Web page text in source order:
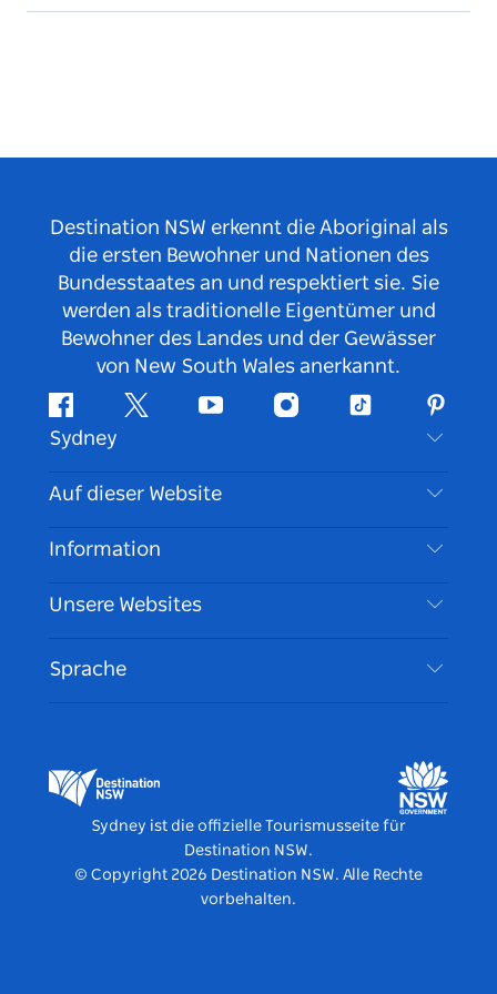
Destination NSW erkennt die Aboriginal als
die ersten Bewohner und Nationen des
Bundesstaates an und respektiert sie. Sie
werden als traditionelle Eigentümer und
Bewohner des Landes und der Gewässer
von New South Wales anerkannt.
FacebookTwitter YouTubeInstagramTikTok
Sydney
Kontaktieren Sie uns
Haftungsausschluss
Cookie Notice
Auf dieser Website
Reiseziele
Aktivitäten
Veranstaltungen
Unterkunft
Information
Reiseinformationen
Barrierefreies Sydney
Tragen Sie Ihr Unternehmen ein
Unsere Websites
Destination NSW Medienzentrum
Vivid Sydney
Sprache
Sydney ist die offizielle Tourismusseite für
Destination NSW.
© Copyright 2026 Destination NSW. Alle Rechte
vorbehalten.